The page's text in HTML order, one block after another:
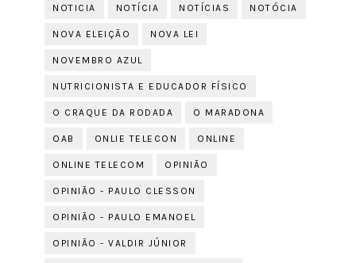
NOTICIA NOTÍCIA NOTÍCIAS NOTÓCIA
NOVA ELEIÇÃO NOVA LEI
NOVEMBRO AZUL
NUTRICIONISTA E EDUCADOR FÍSICO
O CRAQUE DA RODADA O MARADONA
OAB ONLIE TELECON ONLINE
ONLINE TELECOM OPINIÃO
OPINIÃO - PAULO CLESSON
OPINIÃO - PAULO EMANOEL
OPINIÃO - VALDIR JÚNIOR